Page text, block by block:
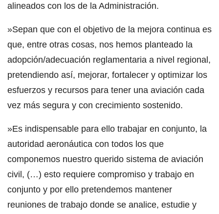
alineados con los de la Administración.
»Sepan que con el objetivo de la mejora continua es
que, entre otras cosas, nos hemos planteado la
adopción/adecuación reglamentaria a nivel regional,
pretendiendo así, mejorar, fortalecer y optimizar los
esfuerzos y recursos para tener una aviación cada
vez más segura y con crecimiento sostenido.
»Es indispensable para ello trabajar en conjunto, la
autoridad aeronáutica con todos los que
componemos nuestro querido sistema de aviación
civil, (…) esto requiere compromiso y trabajo en
conjunto y por ello pretendemos mantener
reuniones de trabajo donde se analice, estudie y